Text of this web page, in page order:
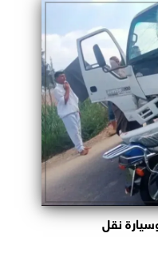
نقل